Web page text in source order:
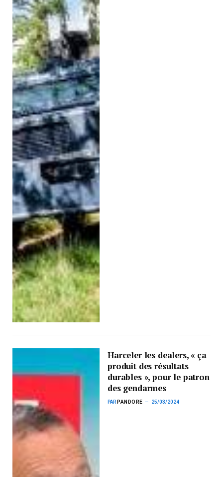
Harceler les dealers, « ça
produit des résultats
durables », pour le patron
des gendarmes
PAR PANDORE 25/03/2024